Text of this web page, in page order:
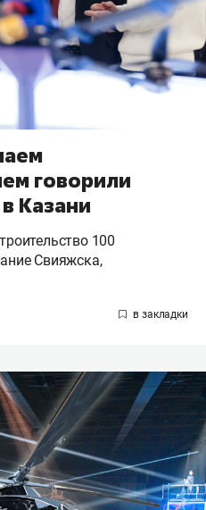
говорили
Казани
100
Свияжска,